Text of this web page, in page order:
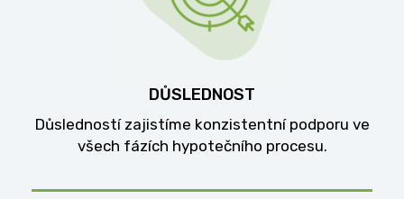
DŮSLEDNOST
Důsledností zajistíme konzistentní podporu ve
všech fázích hypotečního procesu.